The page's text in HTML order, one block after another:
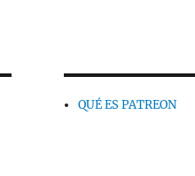
QUÉ ES PATREON